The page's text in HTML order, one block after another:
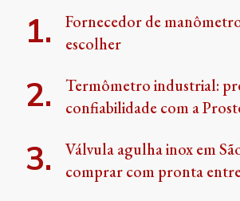
Fornecedor de
escolher
Termômetro industrial:
confiabilidade com a
Válvula agulha inox em
comprar com pronta